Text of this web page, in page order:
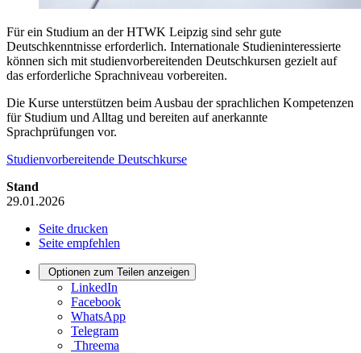
Für ein Studium an der HTWK Leipzig sind sehr gute
Deutschkenntnisse erforderlich. Internationale Studieninteressierte
können sich mit studienvorbereitenden Deutschkursen gezielt auf
das erforderliche Sprachniveau vorbereiten.
Die Kurse unterstützen beim Ausbau der sprachlichen Kompetenzen
für Studium und Alltag und bereiten auf anerkannte
Sprachprüfungen vor.
Studienvorbereitende Deutschkurse
Stand
29.01.2026
Seite drucken
Seite empfehlen
Optionen zum Teilen anzeigen
LinkedIn
Facebook
WhatsApp
Telegram
Threema